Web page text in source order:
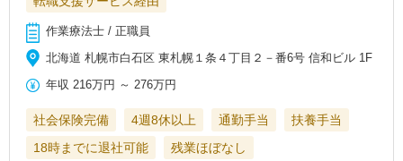
作業療法士 / 正職員
北海道 札幌市白石区 東札幌１条４丁目２－番6号 信和ビル 1F
年収 216万円 ～276万円
社会保険完備 4週8休以上 通勤手当
扶養手当
18時までに退社可能
残業ほぼなし